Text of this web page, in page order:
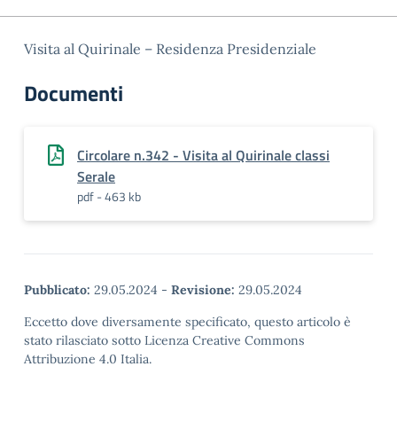
Visita al Quirinale – Residenza Presidenziale
Documenti
Circolare n.342 - Visita al Quirinale classi
Serale
pdf - 463 kb
Pubblicato: 29.05.2024 - Revisione: 29.05.2024
Eccetto dove diversamente specificato, questo articolo è
stato rilasciato sotto Licenza Creative Commons
Attribuzione 4.0 Italia.